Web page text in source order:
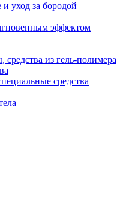
уход за бородой
эффектом
из гель-полимера
средства